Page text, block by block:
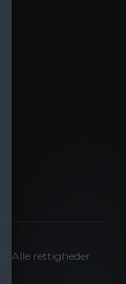
· Alle rettigheder